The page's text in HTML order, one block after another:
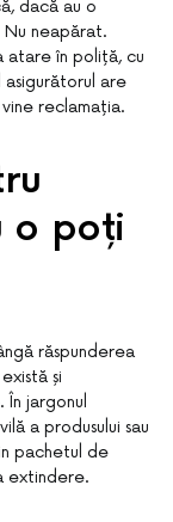
dacă au o
neapărat.
în poliță, cu
are
reclamația.
o poți
răspunderea
și
jargonul
a produsului sau
pachetul de
extindere.